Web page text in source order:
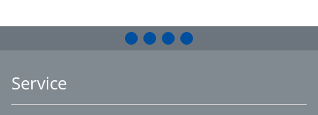
Service